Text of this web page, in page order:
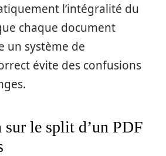
l’intégralité du
chaque document
un système de
évite des confusions
le split d’un PDF